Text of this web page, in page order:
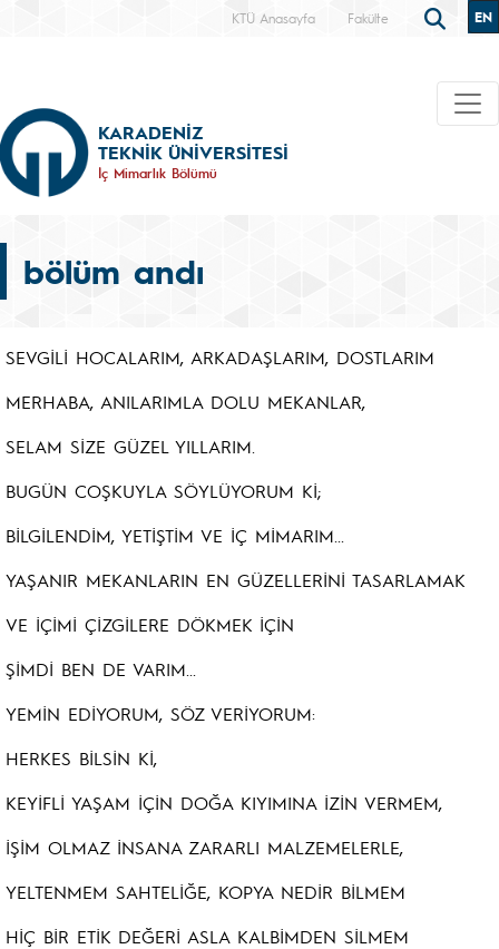
KTÜ Anasayfa Fakülte EN
KARADENİZ
TEKNİK ÜNİVERSİTESİ
İç Mimarlık Bölümü
bölüm andı
SEVGİLİ HOCALARIM, ARKADAŞLARIM, DOSTLARIM
MERHABA, ANILARIMLA DOLU MEKANLAR,
SELAM SİZE GÜZEL YILLARIM.
BUGÜN COŞKUYLA SÖYLÜYORUM Kİ;
BİLGİLENDİM, YETİŞTİM VE İÇ MİMARIM...
YAŞANIR MEKANLARIN EN GÜZELLERİNİ TASARLAMAK
VE İÇİMİ ÇİZGİLERE DÖKMEK İÇİN
ŞİMDİ BEN DE VARIM...
YEMİN EDİYORUM, SÖZ VERİYORUM:
HERKES BİLSİN Kİ,
KEYİFLİ YAŞAM İÇİN DOĞA KIYIMINA İZİN VERMEM,
İŞİM OLMAZ İNSANA ZARARLI MALZEMELERLE,
YELTENMEM SAHTELİĞE, KOPYA NEDİR BİLMEM
HİÇ BİR ETİK DEĞERİ ASLA KALBİMDEN SİLMEM